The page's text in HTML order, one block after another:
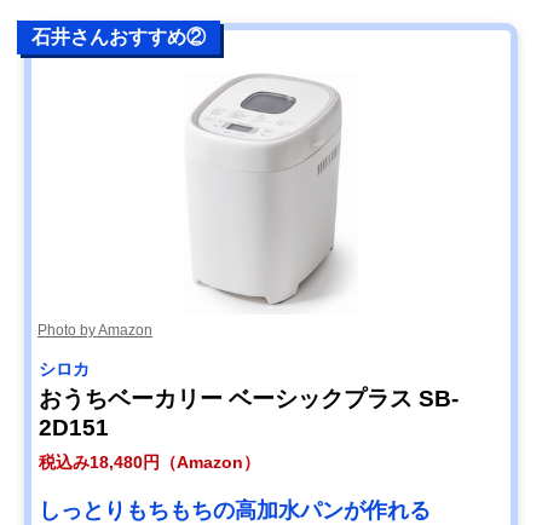
石井さんおすすめ②
Photo by Amazon
シロカ
おうちベーカリー ベーシックプラス SB-
2D151
税込み18,480円（Amazon）
しっとりもちもちの高加水パンが作れる